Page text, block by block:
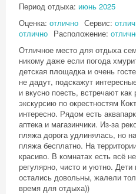
Период отдыха: июнь 2025
Оценка: отлично Сервис:
отлично Расположение:
Отличное место для отдыха
никому даже если погода
детская площадка и очень
не дадут, подскажут
и вкусно поесть, встречают
экскурсию по окрестностям
интересно. Рядом есть
аптека и магазинчики. Из-за
пляжа дорога удлинялась, но
пляжа бесплатно. На
красиво. В комнатах есть всё
регулярно, чисто и уютно.
остались довольны, жалели
время для отдыха))